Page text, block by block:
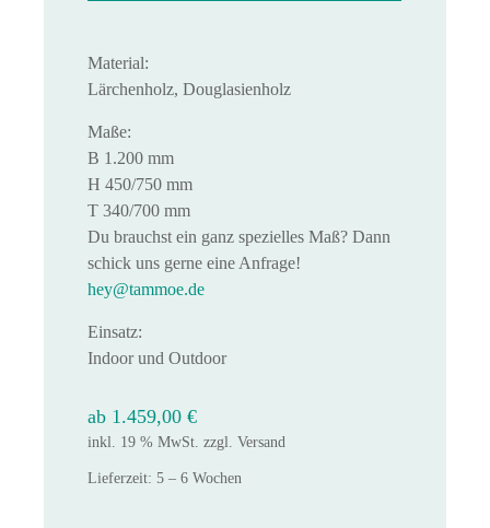
Material:
Lärchenholz, Douglasienholz
Maße:
B 1.200 mm
H 450/750 mm
T 340/700 mm
Du brauchst ein ganz spezielles Maß? Dann
schick uns gerne eine Anfrage!
hey@tammoe.de
Einsatz:
Indoor und Outdoor
ab 1.459,00 €
inkl. 19 % MwSt. zzgl. Versand
Lieferzeit: 5 – 6 Wochen